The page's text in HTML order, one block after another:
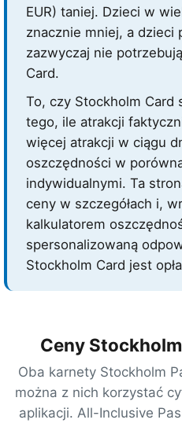
EUR) taniej. Dzieci w
znacznie mniej, a dzieci
zazwyczaj nie
Card.
To, czy Stockholm Card
tego, ile atrakcji
więcej atrakcji w ciągu
oszczędności w
indywidualnymi. Ta
ceny w szczegółach i,
kalkulatorem
spersonalizowaną
Stockholm Card jest
Ceny
Oba karnety Stockholm
można z nich korzystać
aplikacji. All-Inclusive